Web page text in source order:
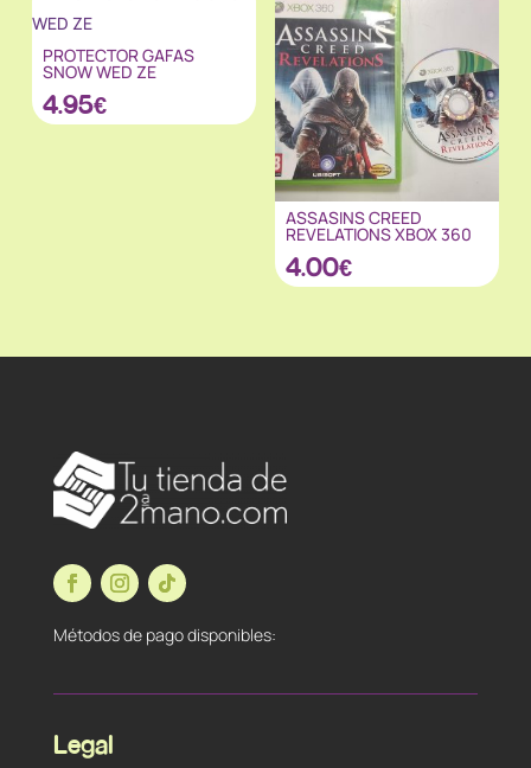
PROTECTOR GAFAS
SNOW WED ZE
4.95€
ASSASINS CREED
REVELATIONS XBOX 360
4.00€
Métodos de pago disponibles:
Legal